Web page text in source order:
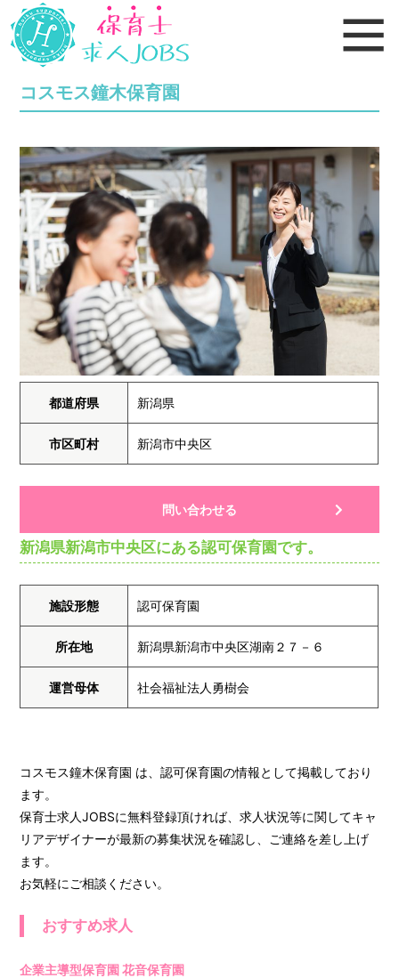
コスモス鐘木保育園
都道府県 新潟県
市区町村 新潟市中央区
問い合わせる
新潟県新潟市中央区にある認可保育園です。
施設形態 認可保育園
所在地 新潟県新潟市中央区湖南２７－６
運営母体 社会福祉法人勇樹会
コスモス鐘木保育園 は、認可保育園の情報として掲載しており
ます。
保育士求人JOBSに無料登録頂ければ、求人状況等に関してキャ
リアデザイナーが最新の募集状況を確認し、ご連絡を差し上げ
ます。
お気軽にご相談ください。
おすすめ求人
企業主導型保育園 花音保育園